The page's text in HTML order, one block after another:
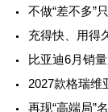
不做“差不多”
充得快、用得
比亚迪6月销
2027款格瑞维